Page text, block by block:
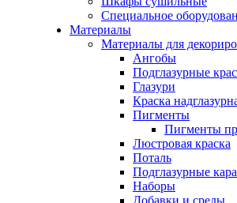
Специальное
Материалы
Материалы для
Ангобы
Подглазурные
Глазури
Краска
Пигменты
Пигменты
Люстровая краска
Поталь
Подглазурные
Наборы
Добавки и среды